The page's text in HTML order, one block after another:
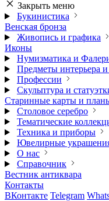
Закрыть меню
Букинистика
Венская бронза
Живопись и графика
Иконы
Нумизматика и
Предметы интерьера и
Профессии
Скульптура и
Старинные карты и
Столовое серебро
Тематические
Техника и приборы
Ювелирные
О нас
Справочник
Вестник антиквара
Контакты
ВКонтакте Telegram